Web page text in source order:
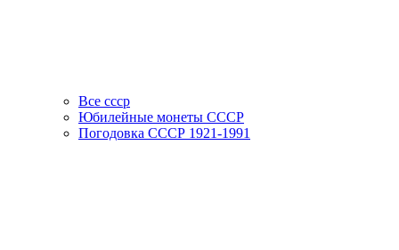
Все ссср
Юбилейные монеты СССР
Погодовка СССР 1921-1991